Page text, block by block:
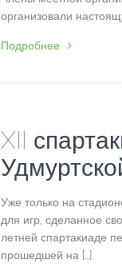
организовали
Подробнее
XII
Уже только на
для игр, сделанное
летней спартакиаде
прошедшей на […]